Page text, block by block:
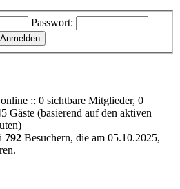
Passwort:
|
:: 0 sichtbare Mitglieder, 0
Gäste (basierend auf den aktiven
792 Besuchern, die am 05.10.2025,